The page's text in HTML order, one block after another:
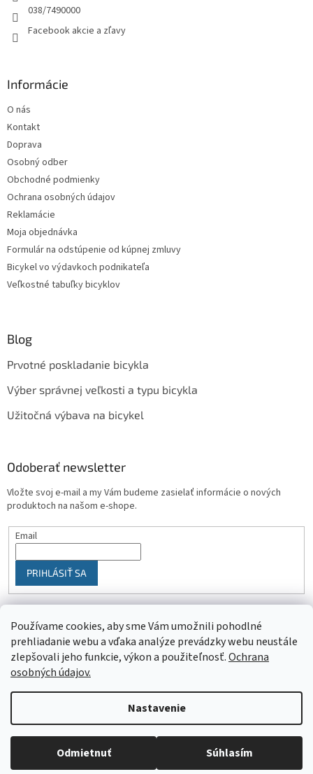
Používame cookies, aby sme Vám umožnili pohodlné
prehliadanie webu a vďaka analýze prevádzky webu neustále
zlepšovali jeho funkcie, výkon a použiteľnosť.Ochrana
osobných údajov.
Nastavenie
Odmietnuť Súhlasím
Objednaný tovar si môžete prevziať osobne v predajni SELEKTRA,
Družstevná 1143/24, Partizánske, tel.: 038/7490000. Všetok tovar je
038/7490000
Facebook akcie a zľavy
Informácie
O nás
Kontakt
Doprava
Osobný odber
Obchodné podmienky
Ochrana osobných údajov
Reklamácie
Moja objednávka
Formulár na odstúpenie od kúpnej zmluvy
Bicykel vo výdavkoch podnikateľa
Veľkostné tabuľky bicyklov
Blog
Prvotné poskladanie bicykla
Výber správnej veľkosti a typu bicykla
Užitočná výbava na bicykel
Odoberať newsletter
Vložte svoj e-mail a my Vám budeme zasielať informácie o nových
produktoch na našom e-shope.
Email
PRIHLÁSIŤ SA
Vytvoril Shoptet
Copyright 2026SELEKTRA. Všetky práva vyhradené.Upraviť